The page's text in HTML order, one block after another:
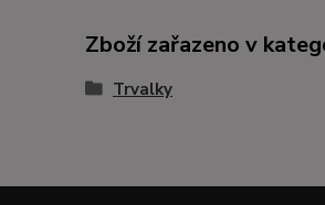
Zboží zařazeno v
Trvalky